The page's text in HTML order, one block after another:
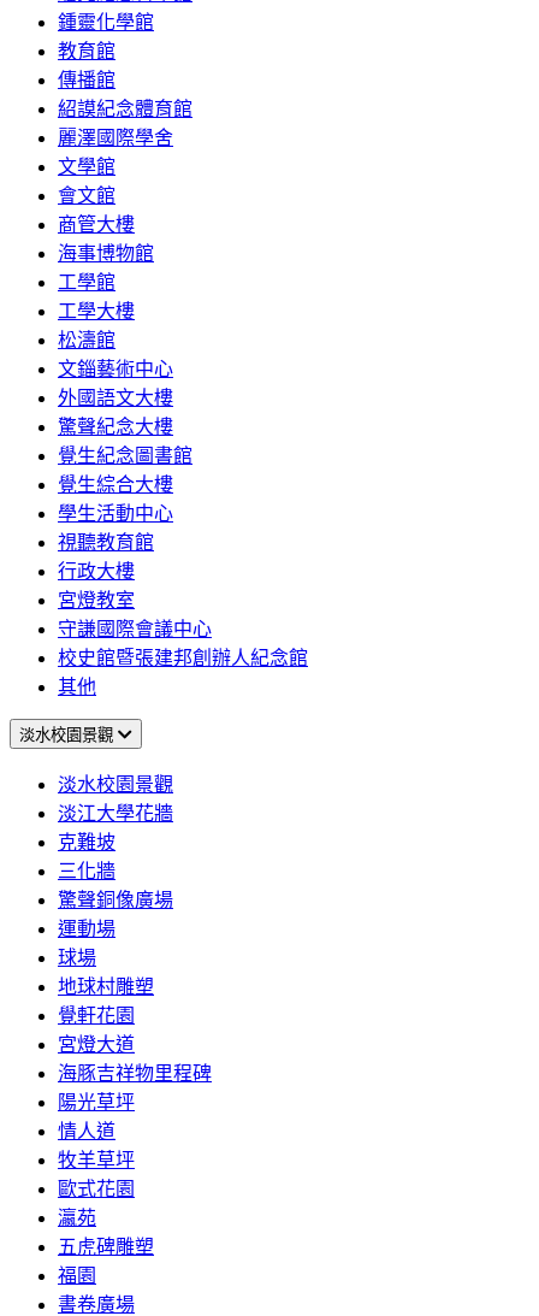
鍾靈化學館
教育館
傳播館
紹謨紀念體育館
麗澤國際學舍
文學館
會文館
商管大樓
海事博物館
工學館
工學大樓
松濤館
文錙藝術中心
外國語文大樓
驚聲紀念大樓
覺生紀念圖書館
覺生綜合大樓
學生活動中心
視聽教育館
行政大樓
宮燈教室
守謙國際會議中心
校史館暨張建邦創辦人紀念館
其他
淡水校園景觀
淡水校園景觀
淡江大學花牆
克難坡
三化牆
驚聲銅像廣場
運動場
球場
地球村雕塑
覺軒花園
宮燈大道
海豚吉祥物里程碑
陽光草坪
情人道
牧羊草坪
歐式花園
瀛苑
五虎碑雕塑
福園
書卷廣場